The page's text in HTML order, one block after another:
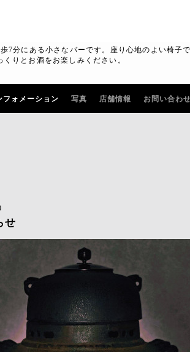
7分にある小さなバーです。座り心地のよい椅子
くりとお酒をお楽しみください。
フォメーション 写真 店舗情報 お問い合わ
せ